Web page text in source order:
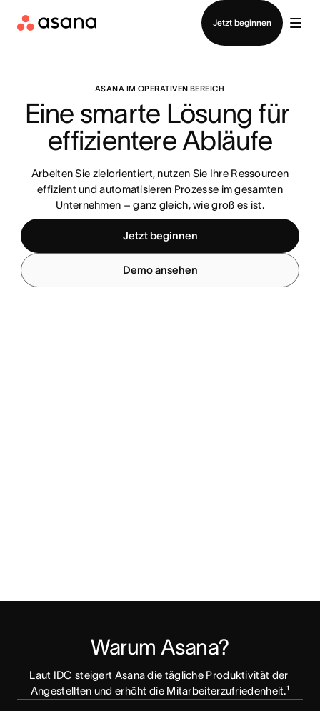
Jetzt beginnen
Vertrieb kontaktieren
ASANA IM OPERATIVEN BEREICH
Eine smarte Lösung für
effizientere Abläufe
Arbeiten Sie zielorientiert, nutzen Sie Ihre Ressourcen
effizient und automatisieren Prozesse im gesamten
Unternehmen – ganz gleich, wie groß es ist.
Jetzt beginnen
Demo ansehen
Warum Asana?
Laut IDC steigert Asana die tägliche Produktivität der
Angestellten und erhöht die Mitarbeiterzufriedenheit.¹